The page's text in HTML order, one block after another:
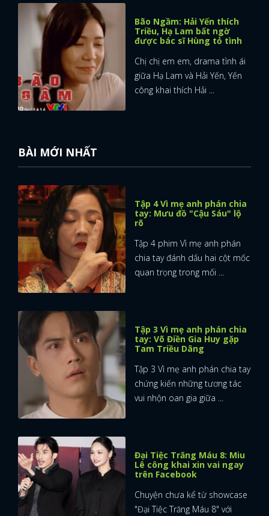
Bão Ngầm: Hải Yến thích
Triều, Hạ Lam bất ngờ
được bác sĩ Hùng tỏ tình
Chị chị em em, drama tình ái
giữa Hạ Lam và Hải Yến, Yến
công khai thích Hải ...
BÀI MỚI NHẤT
Tập 4 Vì mẹ anh phán chia
tay: Mưu đồ "Cậu Sáu" lộ
rõ
Tập 4 phim Vì mẹ anh phán
chia tay đánh dấu hai cột mốc
quan trọng trong mối ...
Tập 3 Vì mẹ anh phán chia
tay: Võ Điền Gia Huy gặp
Tam Triều Dâng
Tập 3 Vì mẹ anh phán chia tay
chứng kiến những tương tác
vui nhộn oan gia giữa ...
Đại Tiệc Trăng Máu 8: Miu
Lê công khai xin vai ngay
trên Facebook
Chuyện chưa kể từ showcase
"Đại Tiệc Trăng Máu 8" với